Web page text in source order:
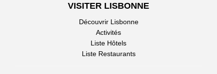
VISITER LISBONNE
Découvrir Lisbonne
Activités
Liste Hôtels
Liste Restaurants